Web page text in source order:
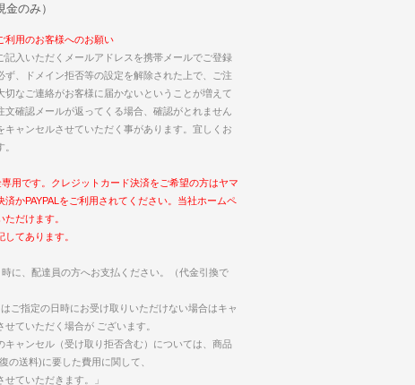
のみ）
利用のお客様へのお願い
記入いただくメールアドレスを携帯メールでご登録
ず、ドメイン拒否等の設定を解除された上で、ご注
切なご連絡がお客様に届かないということが増えて
文確認メールが返ってくる場合、確認がとれません
キャンセルさせていただく事があります。宜しくお
用です。クレジットカード決済をご希望の方はヤマ
済かPAYPALをご利用されてください。当社ホームペ
ただけます。
てあります。
に、配達員の方へお支払ください。（代金引換で
ご指定の日時にお受け取りいただけない場合はキャ
せていただく場合が ございます。
キャンセル（受け取り拒否含む）については、商品
の送料)に要した費用に関して、
せていただきます。」